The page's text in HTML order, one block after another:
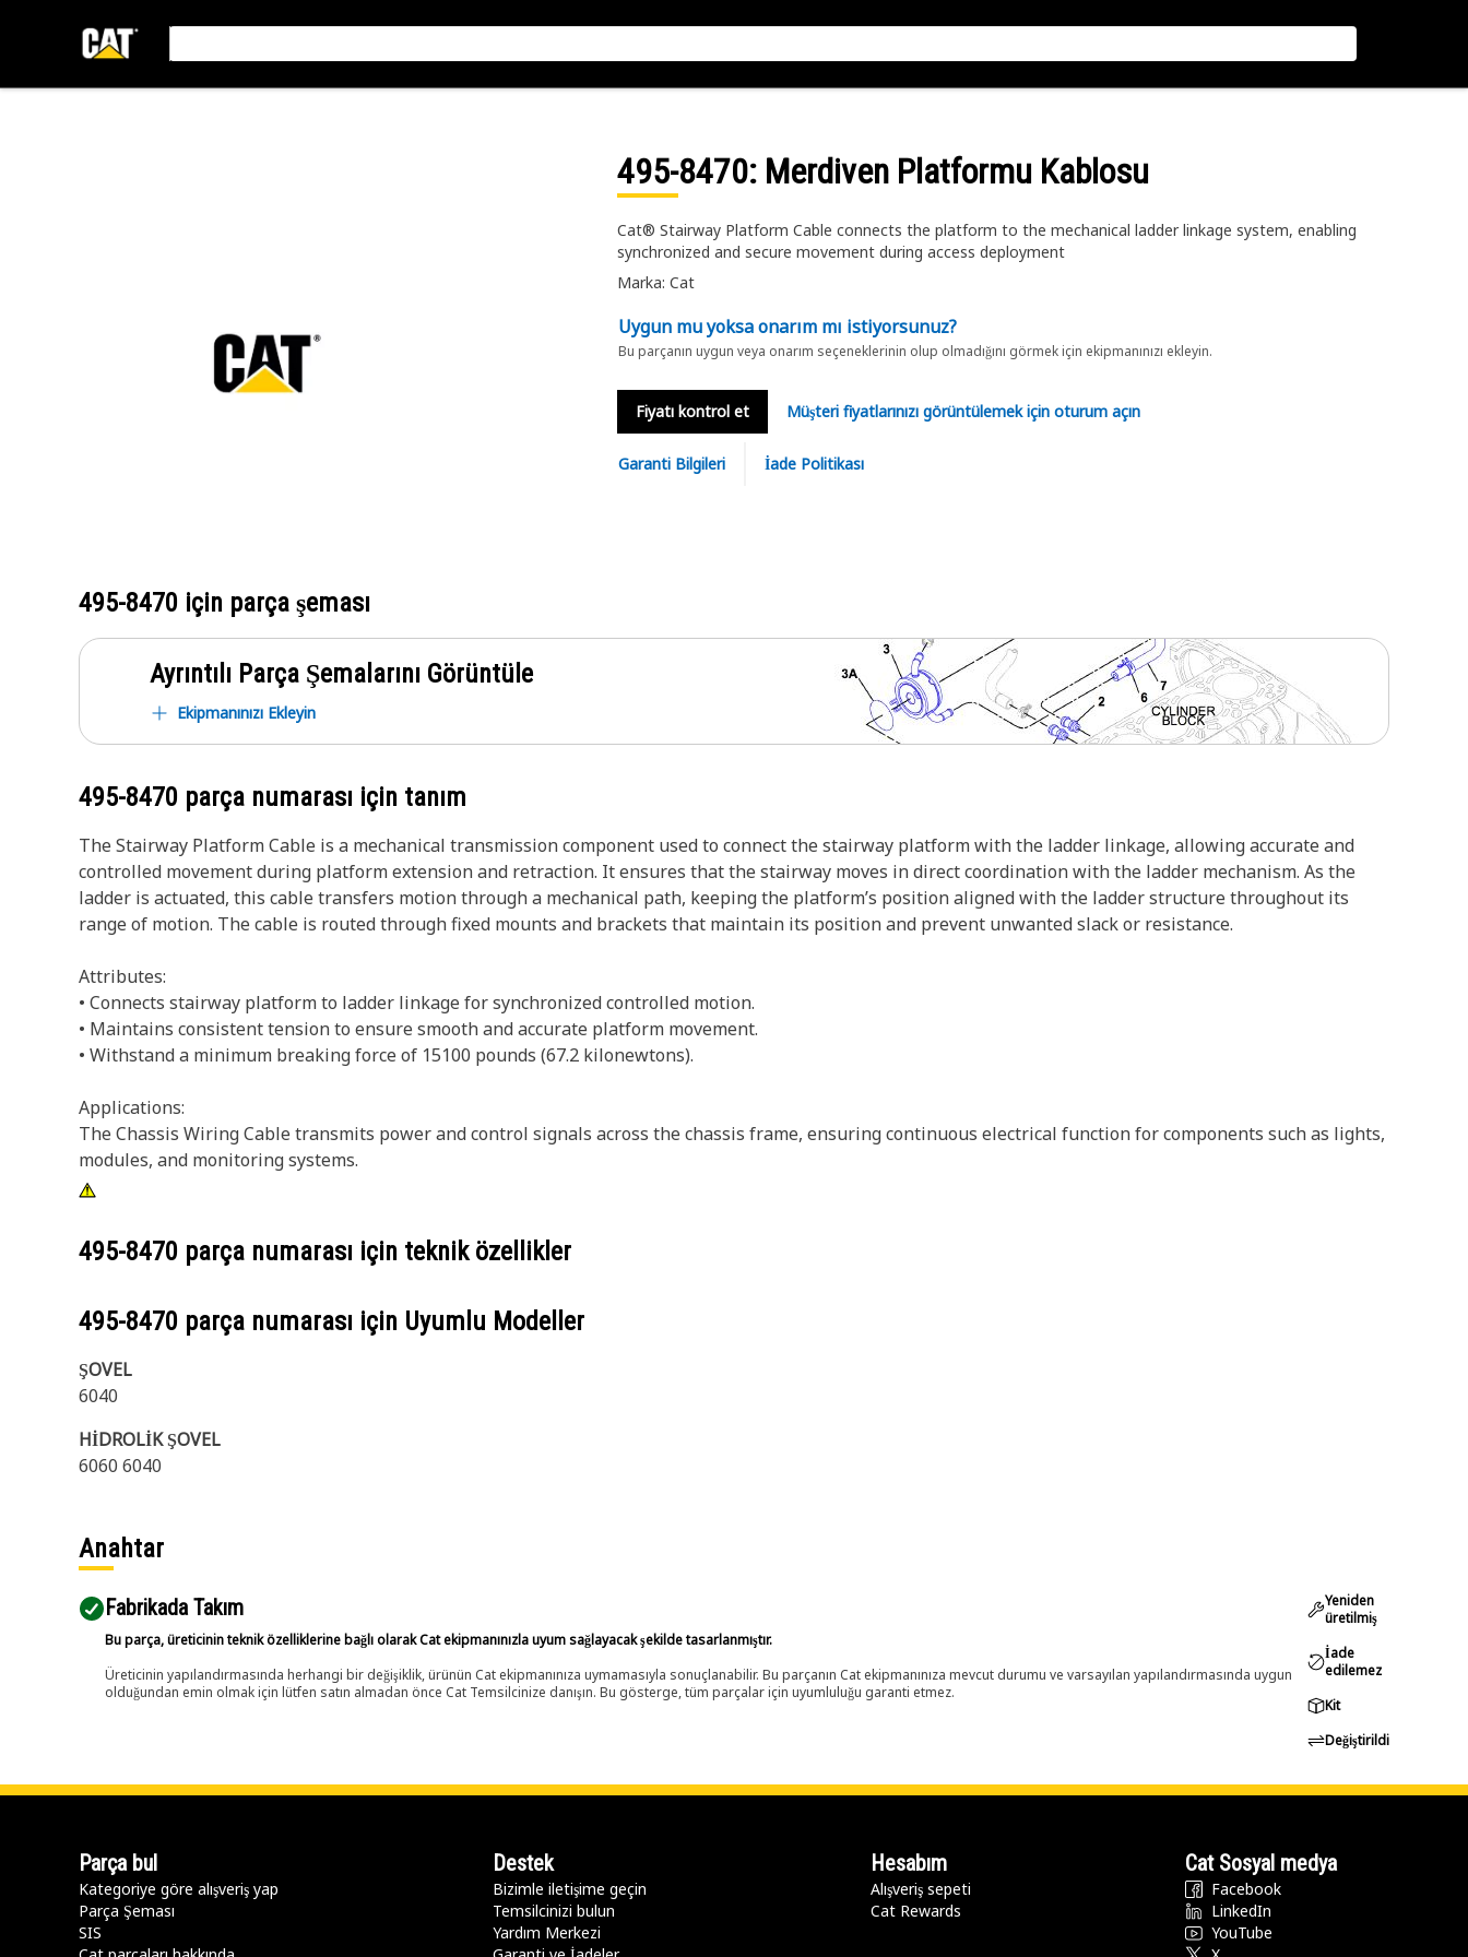
495-8470: Merdiven Platformu Kablosu
Cat® Stairway Platform Cable connects the platform to the mechanical ladder linkage system, enabling
synchronized and secure movement during access deployment
Marka: Cat
Uygun mu yoksa onarım mı istiyorsunuz?
Bu parçanın uygun veya onarım seçeneklerinin olup olmadığını görmek için ekipmanınızı ekleyin.
Fiyatı kontrol et Müşteri fiyatlarınızı görüntülemek için oturum açın
Garanti Bilgileri İade Politikası
495-8470 için parça şeması
Ayrıntılı Parça Şemalarını Görüntüle
Ekipmanınızı Ekleyin
495-8470 parça numarası için tanım
The Stairway Platform Cable is a mechanical transmission component used to connect the stairway platform with the ladder linkage, allowing accurate and
controlled movement during platform extension and retraction. It ensures that the stairway moves in direct coordination with the ladder mechanism. As the
ladder is actuated, this cable transfers motion through a mechanical path, keeping the platform’s position aligned with the ladder structure throughout its
range of motion. The cable is routed through fixed mounts and brackets that maintain its position and prevent unwanted slack or resistance.
Attributes:
• Connects stairway platform to ladder linkage for synchronized controlled motion.
• Maintains consistent tension to ensure smooth and accurate platform movement.
• Withstand a minimum breaking force of 15100 pounds (67.2 kilonewtons).
Applications:
The Chassis Wiring Cable transmits power and control signals across the chassis frame, ensuring continuous electrical function for components such as lights,
modules, and monitoring systems.
495-8470 parça numarası için teknik özellikler
495-8470 parça numarası için Uyumlu Modeller
ŞOVEL
6040
HİDROLİK ŞOVEL
6060 6040
Anahtar
Fabrikada Takım
Bu parça, üreticinin teknik özelliklerine bağlı olarak Cat ekipmanınızla uyum sağlayacak şekilde tasarlanmıştır.
Üreticinin yapılandırmasında herhangi bir değişiklik, ürünün Cat ekipmanınıza uymamasıyla sonuçlanabilir. Bu parçanın Cat ekipmanınıza mevcut durumu ve varsayılan yapılandırmasında uygun
olduğundan emin olmak için lütfen satın almadan önce Cat Temsilcinize danışın. Bu gösterge, tüm parçalar için uyumluluğu garanti etmez.
Yeniden
üretilmiş
İade
edilemez
Kit
Değiştirildi
Parça bul
Kategoriye göre alışveriş yap
Parça Şeması
SIS
Destek
Bizimle iletişime geçin
Temsilcinizi bulun
Yardım Merkezi
Hesabım
Alışveriş sepeti
Cat Rewards
Cat Sosyal medya
Facebook
LinkedIn
YouTube